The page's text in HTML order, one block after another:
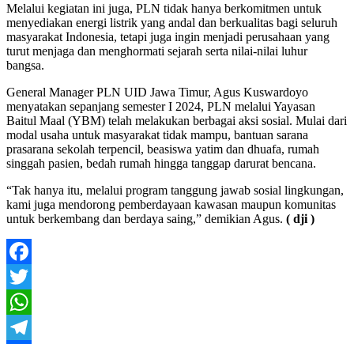
Melalui kegiatan ini juga, PLN tidak hanya berkomitmen untuk
menyediakan energi listrik yang andal dan berkualitas bagi seluruh
masyarakat Indonesia, tetapi juga ingin menjadi perusahaan yang
turut menjaga dan menghormati sejarah serta nilai-nilai luhur
bangsa.
General Manager PLN UID Jawa Timur, Agus Kuswardoyo
menyatakan sepanjang semester I 2024, PLN melalui Yayasan
Baitul Maal (YBM) telah melakukan berbagai aksi sosial. Mulai dari
modal usaha untuk masyarakat tidak mampu, bantuan sarana
prasarana sekolah terpencil, beasiswa yatim dan dhuafa, rumah
singgah pasien, bedah rumah hingga tanggap darurat bencana.
“Tak hanya itu, melalui program tanggung jawab sosial lingkungan,
kami juga mendorong pemberdayaan kawasan maupun komunitas
untuk berkembang dan berdaya saing,” demikian Agus. ( dji )
Facebook
Twitter
WhatsApp